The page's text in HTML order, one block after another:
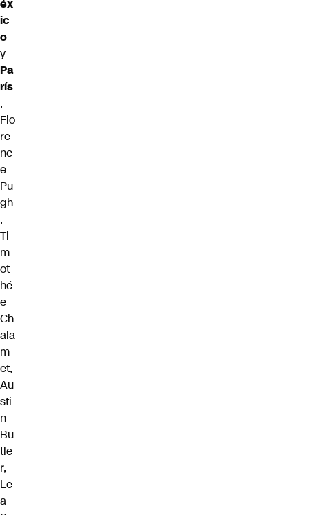
éx
ic
o
y
Pa
rís
,
Flo
re
nc
e
Pu
gh
,
Ti
m
ot
hé
e
Ch
ala
m
et,
Au
sti
n
Bu
tle
r,
Le
a